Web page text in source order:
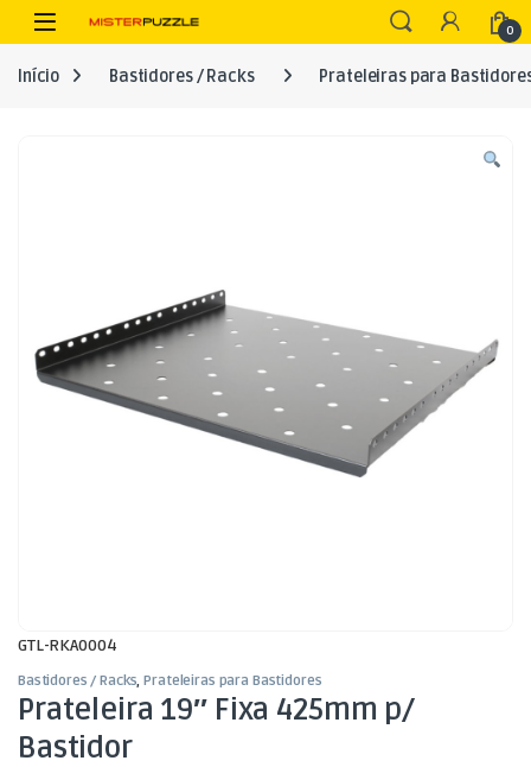
Skip to navigation
Skip to content
Open 0
Início Bastidores / Racks Prateleiras para
GTL-RKA0004
Bastidores / Racks,Prateleiras para Bastidores
Prateleira 19″ Fixa 425mm p/
Bastidor